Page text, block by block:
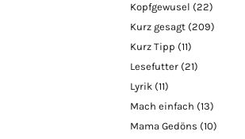
Kopfgewusel (22)
Kurz gesagt (209)
Kurz Tipp (11)
Lesefutter (21)
Lyrik (11)
Mach einfach (13)
Mama Gedöns (10)